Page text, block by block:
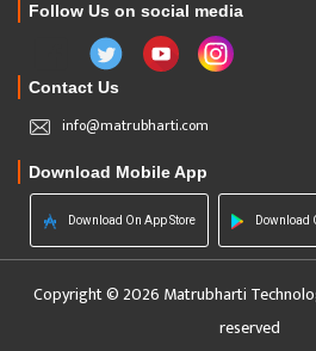
Follow Us on social media
Contact Us
info@matrubharti.com
Download Mobile App
Download On App Store Download
Copyright © 2026 Matrubharti
reserved